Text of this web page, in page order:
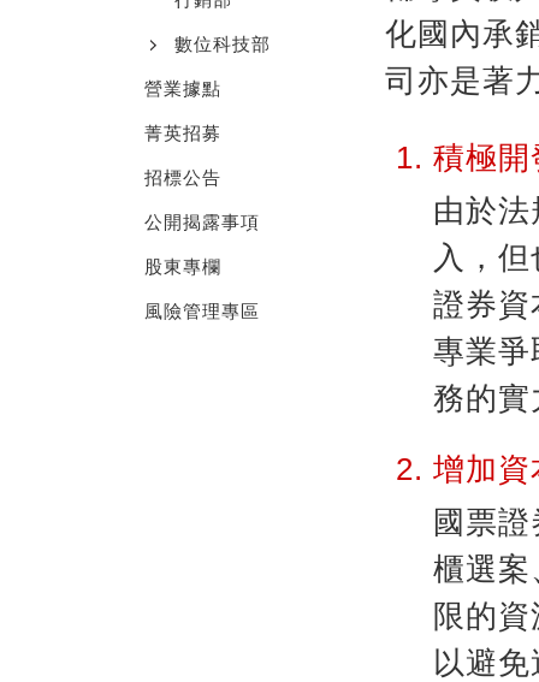
數位科技部
營業據點
菁英招募
招標公告
公開揭露事項
股東專欄
風險管理專區
化國內承
司亦是著
積極
由於
入，
證券
專業
務的實
增加
國票
櫃選
限的
以避